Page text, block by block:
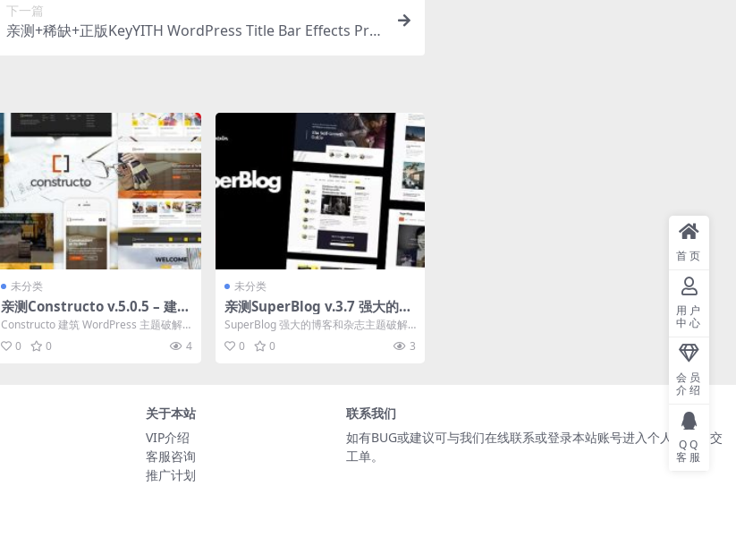
下一篇
亲测+稀缺+正版KeyYITH WordPress Title Bar Effects Pre
未分类
亲测Constructo v.5.0.5 – 建筑
WordPress 主题下载
Constructo 建筑 WordPress 主题破解
版简介&下载 建...
0 0 4
未分类
亲测SuperBlog v.3.7 强大的博
客和杂志主题下载
SuperBlog 强大的博客和杂志主题破解
版简介&下载 您好，很高兴为...
0 0 3
关于本站
VIP介绍
客服咨询
推广计划
联系我们
如有BUG或建议可与我们在线联系或登录本站账号进入个人中心提交
工单。
首页
用户
中心
会员
介绍
QQ
客服